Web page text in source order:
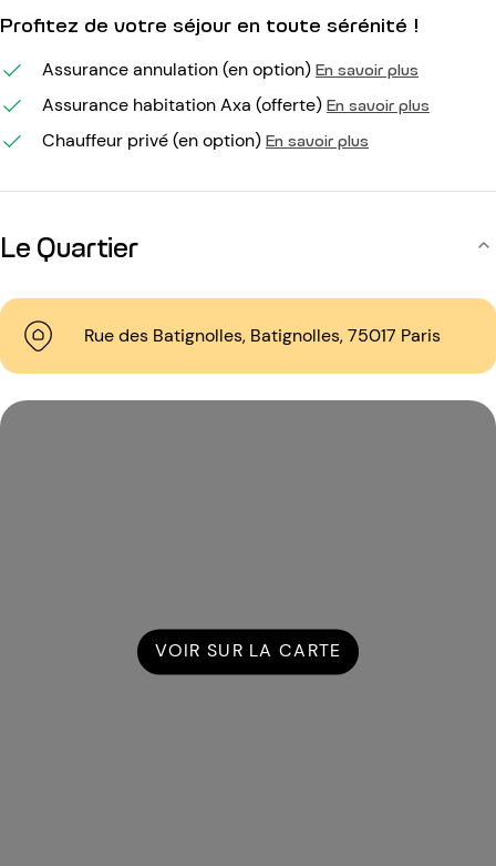
Profitez de votre séjour en toute sérénité !
Assurance annulation (en option) En savoir plus
Assurance habitation Axa (offerte) En savoir plus
Chauffeur privé (en option) En savoir plus
Le Quartier
Rue des Batignolles, Batignolles, 75017 Paris
VOIR SUR LA CARTE